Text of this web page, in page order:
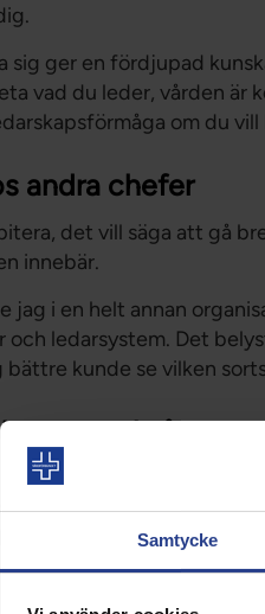
Samtycke
ger en fördjupad
vad du leder, vården
om du
andra chefer
det vill säga att gå
innebär.
jag i en helt annan
och ledarsystem. Det
kunde se vilken
men också
vårdens utveckling
din avdelnings
som har en drivkraft att
Men rollen har också